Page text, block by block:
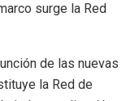
surge la Red
de las nuevas
la Red de